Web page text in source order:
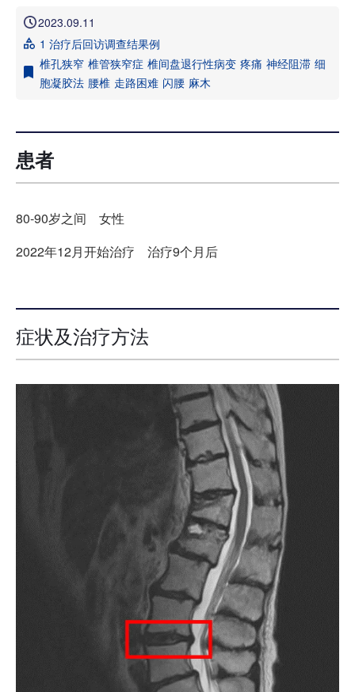
医院介绍
就诊指南
来院路线
治疗病例介绍 信息专栏
2023.09.11
1 治疗后回访调查结果例
椎孔狭窄 椎管狭窄症 椎间盘退行性病变 疼痛 神经阻滞 细
胞凝胶法 腰椎 走路困难 闪腰 麻木
患者
80-90岁之间 女性
2022年12月开始治疗 治疗9个月后
症状及治疗方法